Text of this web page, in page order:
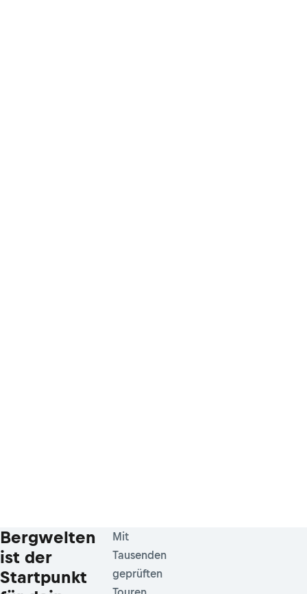
Bergwelten
ist der
Startpunkt
Mit
Tausenden
geprüften